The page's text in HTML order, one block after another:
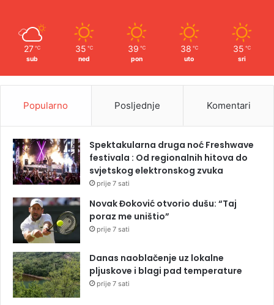
27 ℃
sub
35 ℃
ned
39 ℃
pon
38 ℃
uto
35 ℃
sri
Popularno Posljednje Komentari
Spektakularna druga noć Freshwave
festivala : Od regionalnih hitova do
svjetskog elektronskog zvuka
prije 7 sati
Novak Đoković otvorio dušu: “Taj
poraz me uništio”
prije 7 sati
Danas naoblačenje uz lokalne
pljuskove i blagi pad temperature
prije 7 sati